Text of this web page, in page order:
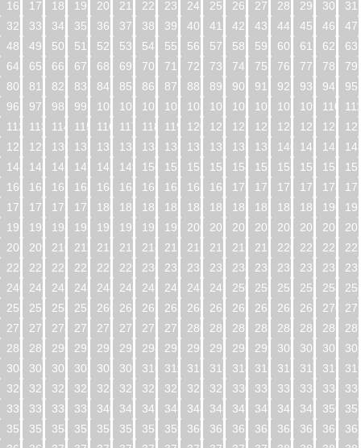
16
17 18 19 20 21 22 23 24 25 26 27 28 29 30
31
32
33 34 35 36 37 38 39 40 41 42 43 44 45 46
47
48
49 50 51 52 53 54 55 56 57 58 59 60 61 62
63
64
65 66 67 68 69 70 71 72 73 74 75 76 77 78
79
80
81 82 83 84 85 86 87 88 89 90 91 92 93 94
95
96
97 98 99 100 101 102 103 104 105 106 107 108 109 110
112
113 114 115 116 117 118 119 120 121 122 123 124 125 126
128
129 130 131 132 133 134 135 136 137 138 139 140 141 142
144
145 146 147 148 149 150 151 152 153 154 155 156 157 158
160
161 162 163 164 165 166 167 168 169 170 171 172 173 174
176
177 178 179 180 181 182 183 184 185 186 187 188 189 190
192
193 194 195 196 197 198 199 200 201 202 203 204 205 206
208
209 210 211 212 213 214 215 216 217 218 219 220 221 222
224
225 226 227 228 229 230 231 232 233 234 235 236 237 238
240
241 242 243 244 245 246 247 248 249 250 251 252 253 254
256
257 258 259 260 261 262 263 264 265 266 267 268 269 270
272
273 274 275 276 277 278 279 280 281 282 283 284 285 286
288
289 290 291 292 293 294 295 296 297 298 299 300 301 302
304
305 306 307 308 309 310 311 312 313 314 315 316 317 318
320
321 322 323 324 325 326 327 328 329 330 331 332 333 334
336
337 338 339 340 341 342 343 344 345 346 347 348 349 350
352
353 354 355 356 357 358 359 360 361 362 363 364 365 366